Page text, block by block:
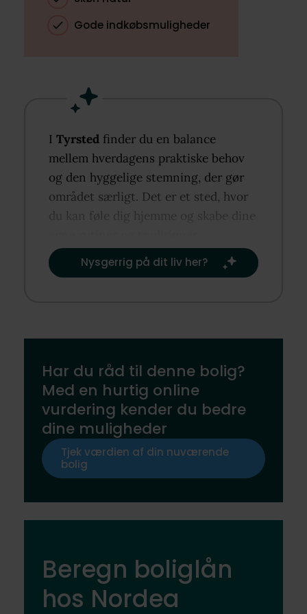
Gode indkøbsmuligheder
ITyrsted finder du en balance
mellem hverdagens praktiske behov
og den hyggelige stemning, der gør
området særligt. Det er et sted, hvor
du kan føle dig hjemme og skabe dine
Nysgerrig på dit liv her?​
Har du råd til denne bolig?
Med en hurtig online
vurdering kender du bedre
dine muligheder
Tjek værdien af din nuværende
bolig
Beregn boliglån
hos Nordea